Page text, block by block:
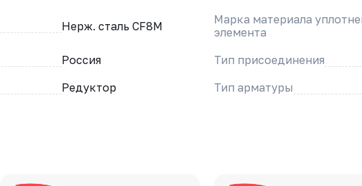
Нерж. сталь CF8M
Марка материала
элемента
Россия Тип присоединения
Редуктор Тип арматуры